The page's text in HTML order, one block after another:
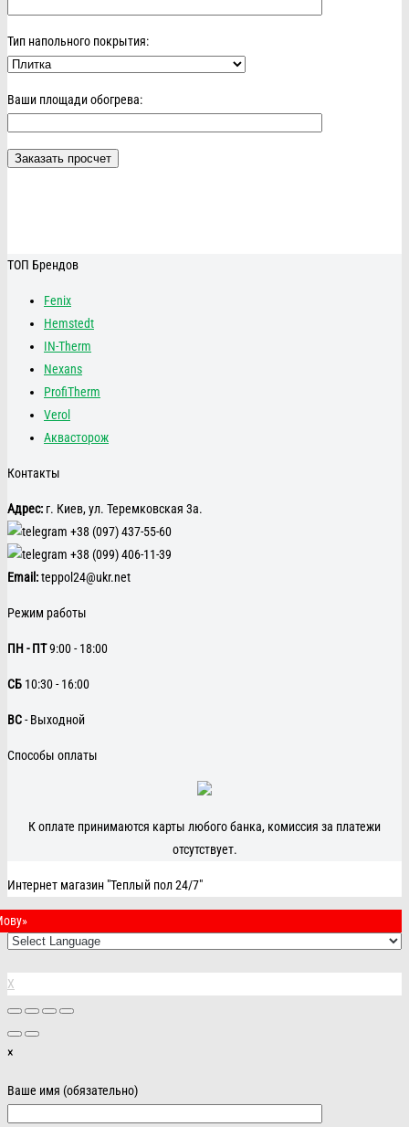
Тип напольного покрытия:
Ваши площади обогрева:
ТОП Брендов
Fenix
Hemstedt
IN-Therm
Nexans
ProfiTherm
Verol
Аквасторож
Контакты
Адрес: г. Киев, ул. Теремковская 3а.
+38 (097) 437-55-60
+38 (099) 406-11-39
Email:teppol24@ukr.net
Режим работы
ПН - ПТ9:00 - 18:00
CБ 10:30 - 16:00
ВС- Выходной
Способы оплаты
К оплате принимаются карты любого банка, комиссия за платежи
отсутствует.
Интернет магазин "Теплый пол 24/7"
X
×
Ваше имя (обязательно)